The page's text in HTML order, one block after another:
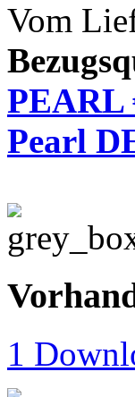
Vom
PEARL
Pearl
1